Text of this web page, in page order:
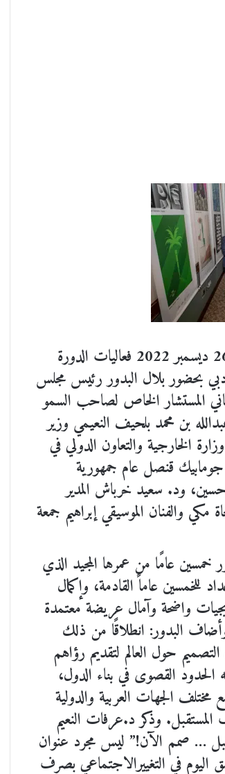
افتتح معالي صقرغباش رئيس المجلس الوطني الاتحادي الإثنين 26 ديسمبر 2022 فعاليات الدورة
دبي بحضور بلال البدور رئيس مجلس
المستشار الخاص لصاحب السمو
بن محمد بلحيف النعيمي وزير
الخارجية والتعاون الدولي في
قنصل عام جمهورية
ود. سعيد خرباش المدير
والفنان الموسيقي إبراهيم جمعة
خمسين عامًا من عمرها المجيد الذي
عاماً القادمة، وإكمال
واضحة وآمال عريضة معتمدة
وأضاف البدور: انطلاقًا من ذلك
حول العالم لتقديم رؤاهم
الحدود القصوى في بناء الدول،
مختلف الجهات العربية والدولية
المستقبل. وذكر د.عرفات النعيم
… صمم الآن!” ليس مجرد عنوان
اليوم في التغييرالاجتماعي بصرف